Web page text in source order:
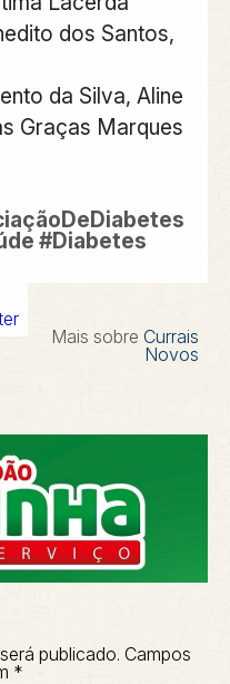
dos Santos,
da Silva, Aline
Graças Marques
#Diabetes
Mais sobre Currais
Novos
publicado. Campos
*